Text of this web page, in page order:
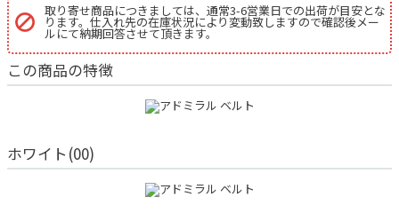
取り寄せ商品につきましては、通常3-6営業日での出荷が目安とな
ります。仕入れ先の在庫状況により変動致しますので確認後メー
ルにて納期回答させて頂きます。
この商品の特徴
ホワイト(00)